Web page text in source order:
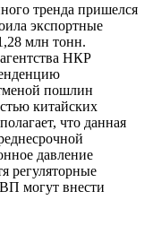
тренда пришелся
экспортные
млн тонн.
НКР
пошлин
китайских
что данная
давление
регуляторные
могут внести